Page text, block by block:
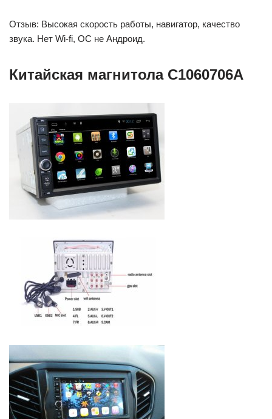
Отзыв: Высокая скорость работы, навигатор, качество
звука. Нет Wi-fi, ОС не Андроид.
Китайская магнитола C1060706A